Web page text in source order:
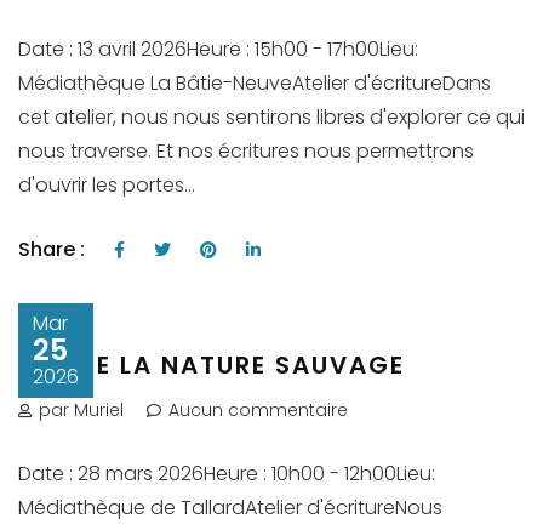
Date : 13 avril 2026Heure : 15h00 - 17h00Lieu:
Médiathèque La Bâtie-NeuveAtelier d'écritureDans
cet atelier, nous nous sentirons libres d'explorer ce qui
nous traverse. Et nos écritures nous permettrons
d'ouvrir les portes...
Share :
Mar
25
2026
ECRIRE LA NATURE SAUVAGE
par Muriel Aucun commentaire
Date : 28 mars 2026Heure : 10h00 - 12h00Lieu:
Médiathèque de TallardAtelier d'écritureNous